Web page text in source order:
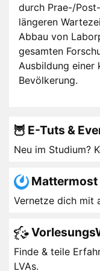
durch Prae-/
längeren
Abbau von
gesamten
Ausbildung einer
Bevölkerung.
🦉 E-Tuts &
Neu im Studium?
Mattermost
Vernetze dich mit
Finde & teile
LVAs.